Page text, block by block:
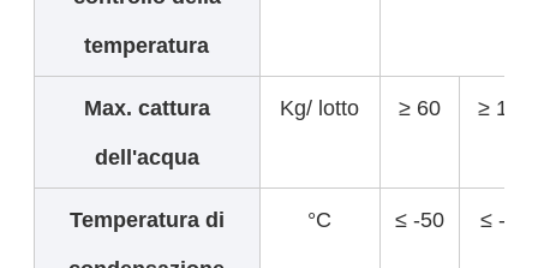
temperatura
Max. cattura
dell'acqua
Kg/ lotto ≥ 60 ≥ 120
Temperatura di
°C ≤ -50 ≤ -50